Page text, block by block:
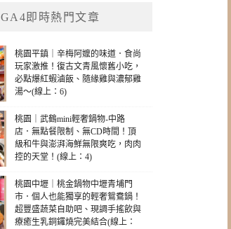
GA4即時熱門文章
桃園平鎮｜辛梅阿嬤的味道．食尚
玩家激推！復古文青風懷舊小吃，
必點爆紅蝦滷飯、隨緣雞與濃郁雞
湯～(線上：6)
桃園｜武鶴mini輕奢鍋物-中路
店．無點餐限制、無CD時間！頂
級和牛與澎湃海鮮無限爽吃，肉肉
控的天堂！(線上：4)
桃園中壢｜桃金鍋物中壢青埔門
市．個人也能獨享的輕奢鴛鴦鍋！
超豐盛蔬菜自助吧、現調手搖飲與
療癒生乳銅鑼燒完美結合(線上：